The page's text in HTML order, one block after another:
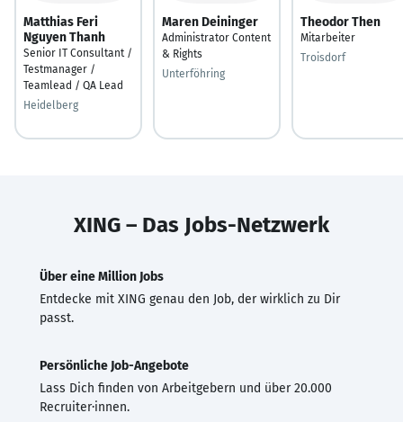
Matthias Feri
Nguyen Thanh
Senior IT Consultant /
Testmanager /
Teamlead / QA Lead
Heidelberg
Maren Deininger
Administrator Content
& Rights
Unterföhring
Theodor Then
Mitarbeiter
Troisdorf
XING – Das Jobs-Netzwerk
Über eine Million Jobs
Entdecke mit XING genau den Job, der wirklich zu Dir
passt.
Persönliche Job-Angebote
Lass Dich finden von Arbeitgebern und über 20.000
Recruiter·innen.